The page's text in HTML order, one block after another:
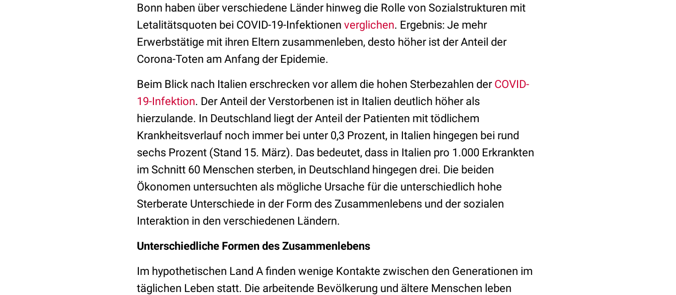
Bonn haben über verschiedene Länder hinweg die Rolle von Sozialstrukturen mit
Letalitätsquoten bei COVID-19-Infektionen verglichen. Ergebnis: Je mehr
Erwerbstätige mit ihren Eltern zusammenleben, desto höher ist der Anteil der
Corona-Toten am Anfang der Epidemie.
Beim Blick nach Italien erschrecken vor allem die hohen Sterbezahlen der COVID-
19-Infektion. Der Anteil der Verstorbenen ist in Italien deutlich höher als
hierzulande. In Deutschland liegt der Anteil der Patienten mit tödlichem
Krankheitsverlauf noch immer bei unter 0,3 Prozent, in Italien hingegen bei rund
sechs Prozent (Stand 15. März). Das bedeutet, dass in Italien pro 1.000 Erkrankten
im Schnitt 60 Menschen sterben, in Deutschland hingegen drei. Die beiden
Ökonomen untersuchten als mögliche Ursache für die unterschiedlich hohe
Sterberate Unterschiede in der Form des Zusammenlebens und der sozialen
Interaktion in den verschiedenen Ländern.
Unterschiedliche Formen des Zusammenlebens
Im hypothetischen Land A finden wenige Kontakte zwischen den Generationen im
täglichen Leben statt. Die arbeitende Bevölkerung und ältere Menschen leben